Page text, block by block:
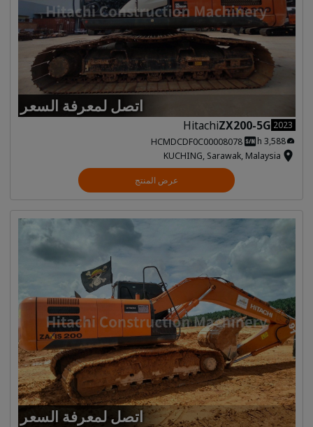
اتصل لمعرفة السعر
2023
ZX200-5G
Hitachi
3,588 h
HCMDCDF0C00008078
KUCHING, Sarawak, Malaysia
عرض المنتج
اتصل لمعرفة السعر